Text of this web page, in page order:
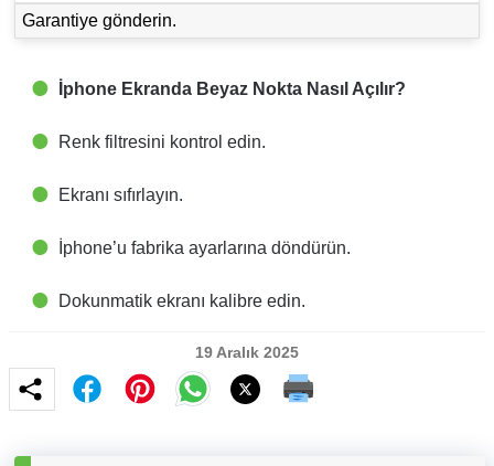
Garantiye gönderin.
İphone Ekranda Beyaz Nokta Nasıl Açılır?
Renk filtresini kontrol edin.
Ekranı sıfırlayın.
İphone’u fabrika ayarlarına döndürün.
Dokunmatik ekranı kalibre edin.
19 Aralık 2025